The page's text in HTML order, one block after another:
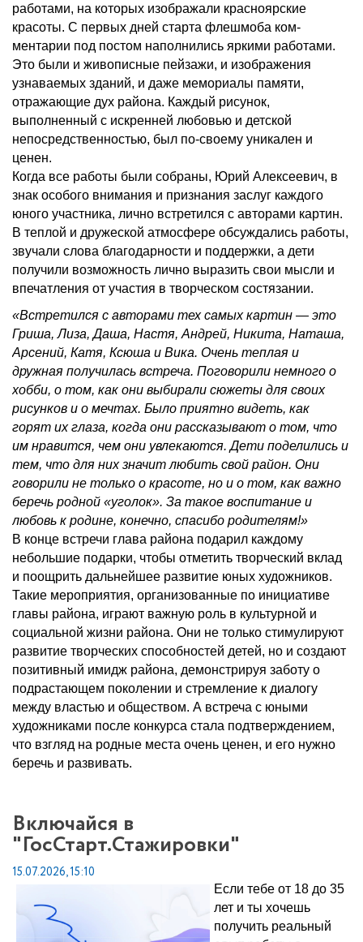
работами, на которых изображали красноярские
красоты. С первых дней старта флешмоба ком-
ментарии под постом наполнились яркими работами.
Это были и живописные пейзажи, и изображения
узнаваемых зданий, и даже мемориалы памяти,
отражающие дух района. Каждый рисунок,
выполненный с искренней любовью и детской
непосредственностью, был по-своему уникален и
ценен.
Когда все работы были собраны, Юрий Алексеевич, в
знак особого внимания и признания заслуг каждого
юного участника, лично встретился с авторами картин.
В теплой и дружеской атмосфере обсуждались работы,
звучали слова благодарности и поддержки, а дети
получили возможность лично выразить свои мысли и
впечатления от участия в творческом состязании.
«Встретился с авторами тех самых картин — это
Гриша, Лиза, Даша, Настя, Андрей, Никита, Наташа,
Арсений, Катя, Ксюша и Вика. Очень теплая и
дружная получилась встреча. Поговорили немного о
хобби, о том, как они выбирали сюжеты для своих
рисунков и о мечтах. Было приятно видеть, как
горят их глаза, когда они рассказывают о том, что
им нравится, чем они увлекаются. Дети поделились и
тем, что для них значит любить свой район. Они
говорили не только о красоте, но и о том, как важно
беречь родной «уголок». За такое воспитание и
любовь к родине, конечно, спасибо родителям!»
В конце встречи глава района подарил каждому
небольшие подарки, чтобы отметить творческий вклад
и поощрить дальнейшее развитие юных художников.
Такие мероприятия, организованные по инициативе
главы района, играют важную роль в культурной и
социальной жизни района. Они не только стимулируют
развитие творческих способностей детей, но и создают
позитивный имидж района, демонстрируя заботу о
подрастающем поколении и стремление к диалогу
между властью и обществом. А встреча с юными
художниками после конкурса стала подтверждением,
что взгляд на родные места очень ценен, и его нужно
беречь и развивать.
Включайся в
"ГосСтарт.Стажировки"
15.07.2026, 15:10
Если тебе от 18 до 35
лет и ты хочешь
получить реальный